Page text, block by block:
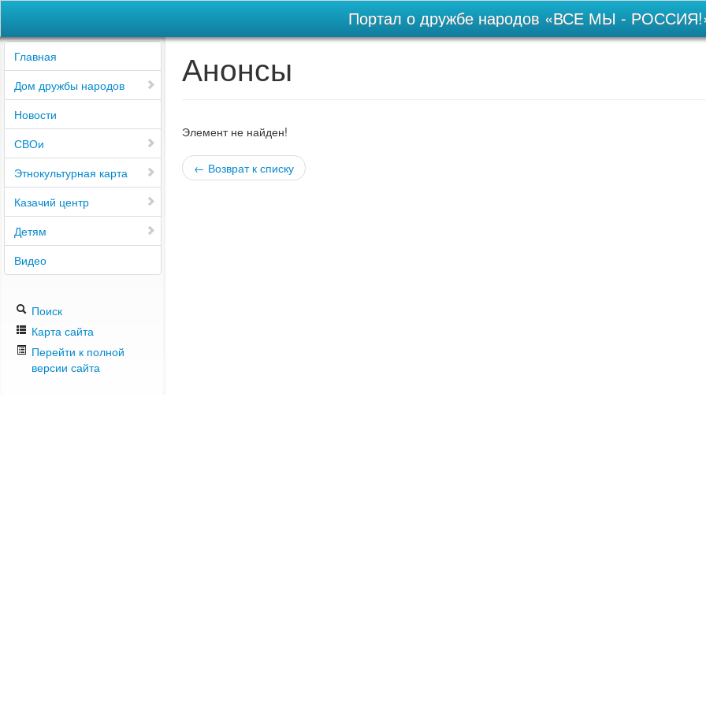
Портал о дружбе народов «ВСЕ МЫ -
Главная
Дом дружбы народов
Новости
СВОи
Этнокультурная карта
Казачий центр
Детям
Видео
Поиск
Карта сайта
Перейти к полной
версии сайта
Анонсы
Элемент не найден!
← Возврат к списку